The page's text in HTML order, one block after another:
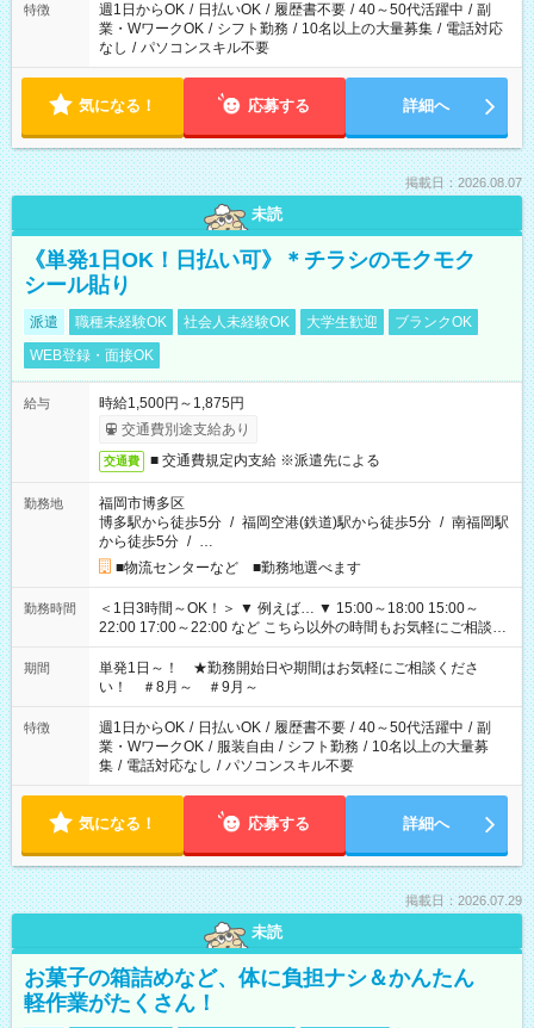
特徴 週1日からOK / 日払いOK / 履歴書不要 / 40～50代活躍中 / 副
業・WワークOK / シフト勤務 / 10名以上の大量募集 / 電話対応
なし / パソコンスキル不要
気になる！ 応募する 詳細へ
掲載日：2026.08.07
未読
《単発1日OK！日払い可》＊チラシのモクモク
シール貼り
派遣 職種未経験OK 社会人未経験OK 大学生歓迎
ブランクOK
WEB登録・面接OK
給与
時給1,500円～1,875円
交通費別途支給あり
交通費 ■ 交通費規定内支給 ※派遣先による
勤務地
福岡市博多区
博多駅から徒歩5分 / 福岡空港(鉄道)駅から徒歩5分 / 南福岡駅
から徒歩5分 / …
■物流センターなど ■勤務地選べます
勤務時間
＜1日3時間～OK！＞ ▼ 例えば… ▼ 15:00～18:00 15:00～
22:00 17:00～22:00 など こちら以外の時間もお気軽にご相談く
ださい！
期間
単発1日～！ ★勤務開始日や期間はお気軽にご相談くださ
い！ ＃8月～ ＃9月～
特徴 週1日からOK / 日払いOK / 履歴書不要 / 40～50代活躍中 / 副
業・WワークOK / 服装自由 / シフト勤務 / 10名以上の大量募
集 / 電話対応なし / パソコンスキル不要
気になる！ 応募する 詳細へ
掲載日：2026.07.29
未読
お菓子の箱詰めなど、体に負担ナシ＆かんたん
軽作業がたくさん！